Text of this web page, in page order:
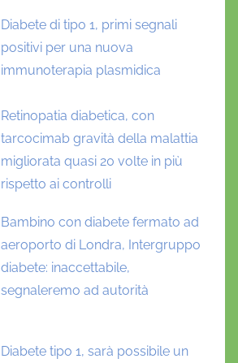
Diabete di tipo 1, primi segnali
positivi per una nuova
immunoterapia plasmidica
Retinopatia diabetica, con
tarcocimab gravità della malattia
migliorata quasi 20 volte in più
rispetto ai controlli
Bambino con diabete fermato ad
aeroporto di Londra, Intergruppo
diabete: inaccettabile,
segnaleremo ad autorità
Diabete tipo 1, sarà possibile un